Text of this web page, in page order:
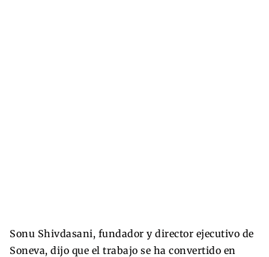
Sonu Shivdasani, fundador y director ejecutivo de
Soneva, dijo que el trabajo se ha convertido en